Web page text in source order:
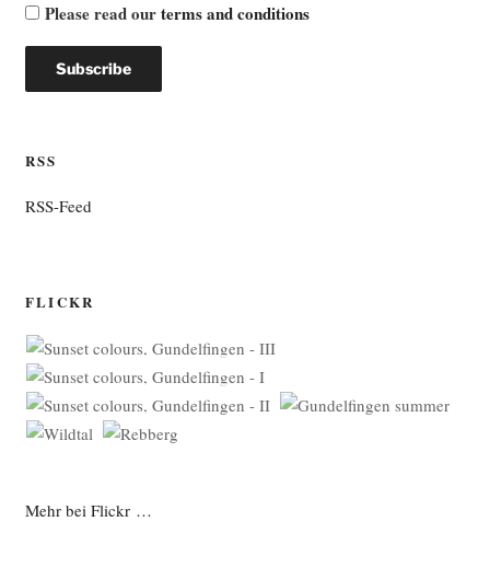
Please read ourterms and conditions
RSS
RSS-Feed
FLICKR
Mehr bei Flickr …